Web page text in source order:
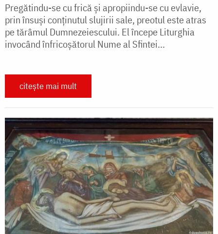
Pregătindu-se cu frică şi apropiindu-se cu evlavie,
prin însuşi conţinutul slujirii sale, preotul este atras
pe tărâmul Dumnezeiescului. El începe Liturghia
invocând înfricoşătorul Nume al Sfintei...
citește mai mult